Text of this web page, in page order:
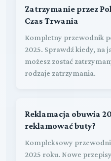
Zatrzymanie przez
Czas Trwania
Kompletny przewodnik
2025. Sprawdź kiedy, na
możesz zostać
rodzaje zatrzymania.
Reklamacja obuwia
reklamować buty?
Kompleksowy
2025 roku. Nowe